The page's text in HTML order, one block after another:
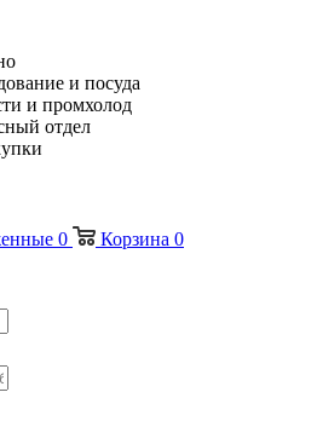
и посуда
и промхолод
отдел
0 Корзина 0